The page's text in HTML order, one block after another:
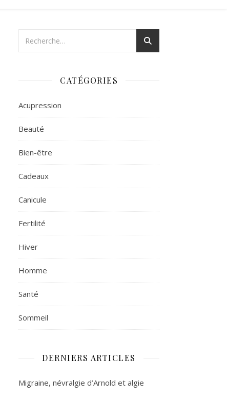
CATÉGORIES
Acupression
Beauté
Bien-être
Cadeaux
Canicule
Fertilité
Hiver
Homme
Santé
Sommeil
DERNIERS ARTICLES
Migraine, névralgie d’Arnold et algie